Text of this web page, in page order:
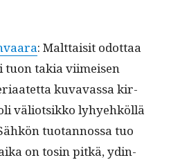
: Malt­taisit odot­taa
tuon takia viimeisen
kuvavas­sa kir­
väliot­sikko lyhyehköl­lä
tuotan­nos­sa tuo
on tosin pitkä, ydin­